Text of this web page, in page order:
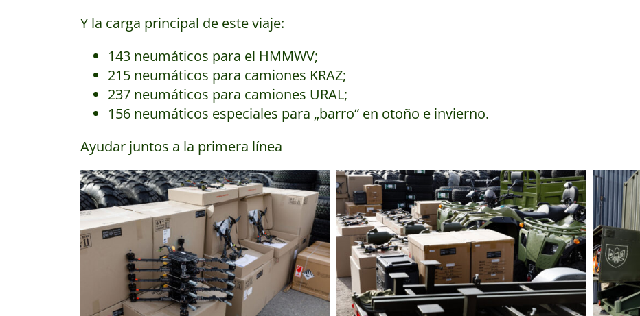
Y la carga principal de este viaje:
143 neumáticos para el HMMWV;
215 neumáticos para camiones KRAZ;
237 neumáticos para camiones URAL;
156 neumáticos especiales para „barro“ en otoño e invierno.
Ayudar juntos a la primera línea